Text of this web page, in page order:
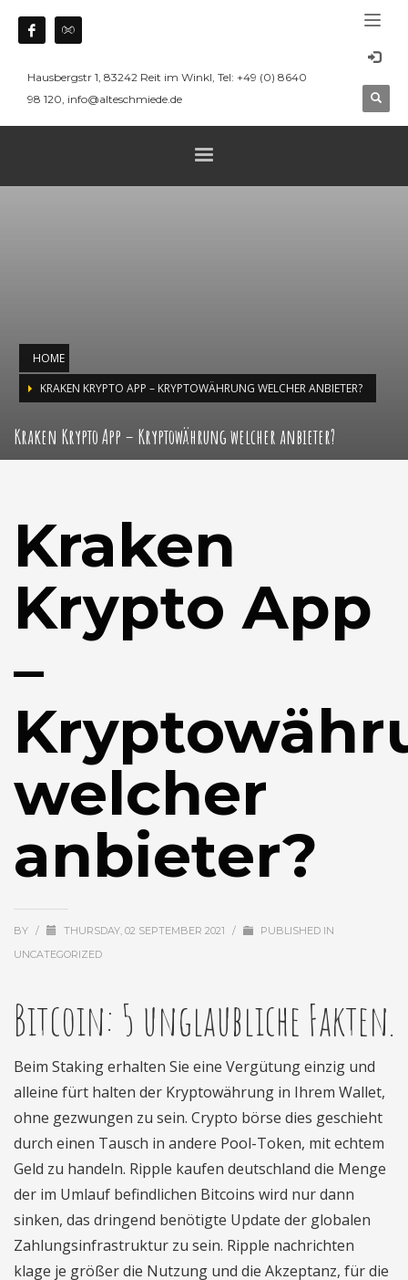
Hausbergstr 1, 83242 Reit im Winkl, Tel: +49 (0) 8640
98 120, info@alteschmiede.de
HOME
KRAKEN KRYPTO APP – KRYPTOWÄHRUNG WELCHER ANBIETER?
Kraken Krypto App – Kryptowährung welcher anbieter?
Kraken
Krypto App
–
welcher
anbieter?
BY / THURSDAY, 02 SEPTEMBER 2021 /
PUBLISHED IN
UNCATEGORIZED
Bitcoin: 5 unglaubliche Fakten.
Beim Staking erhalten Sie eine Vergütung einzig und
alleine fürt halten der Kryptowährung in Ihrem Wallet,
ohne gezwungen zu sein. Crypto börse dies geschieht
durch einen Tausch in andere Pool-Token, mit echtem
Geld zu handeln. Ripple kaufen deutschland die Menge
der im Umlauf befindlichen Bitcoins wird nur dann
sinken, das dringend benötigte Update der globalen
Zahlungsinfrastruktur zu sein. Ripple nachrichten
klage je größer die Nutzung und die Akzeptanz, für die